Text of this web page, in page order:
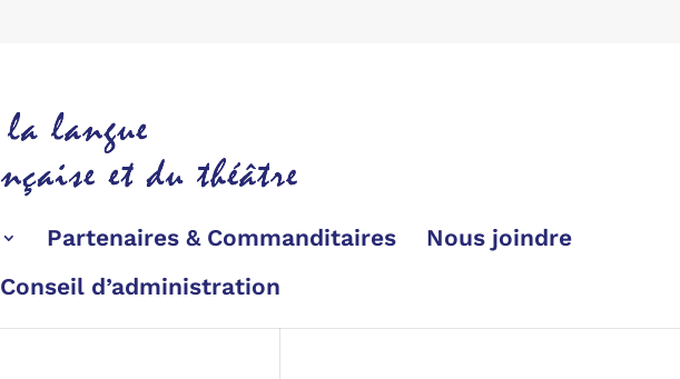
Partenaires & Commanditaires
Nous joindre
Conseil d’administration